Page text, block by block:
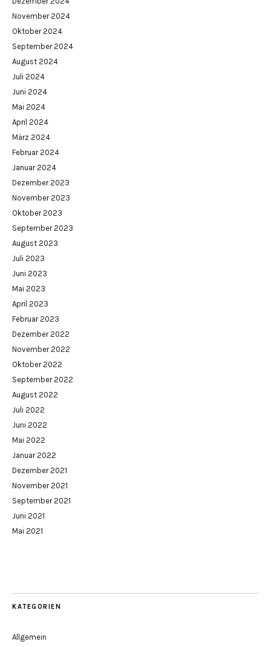
November 2024
Oktober 2024
September 2024
August 2024
Juli 2024
Juni 2024
Mai 2024
April 2024
März 2024
Februar 2024
Januar 2024
Dezember 2023
November 2023
Oktober 2023
September 2023
August 2023
Juli 2023
Juni 2023
Mai 2023
April 2023
Februar 2023
Dezember 2022
November 2022
Oktober 2022
September 2022
August 2022
Juli 2022
Juni 2022
Mai 2022
Januar 2022
Dezember 2021
November 2021
September 2021
Juni 2021
Mai 2021
KATEGORIEN
Allgemein